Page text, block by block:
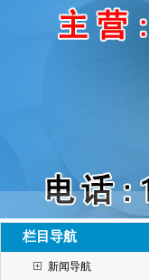
栏目导航
新闻导航